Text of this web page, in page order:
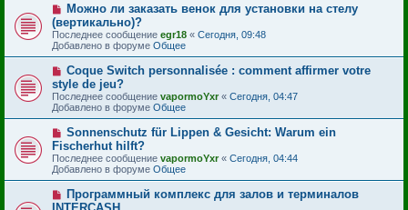
о
о
б
щ
е
н
и
Н
в
о
е
с
о
о
б
щ
н
и
е
Можно ли заказать венок для установки на стелу
(вертикально)?
Последнее сообщение egr18 « Сегодня, 09:48
Добавлено в форуме Общее
Н
в
о
е
с
о
о
б
щ
н
и
Coque Switch personnalisée : comment affirmer votre
style de jeu?
Последнее сообщение vapormoYxr « Сегодня, 04:47
Добавлено в форуме Общее
Н
в
о
е
с
о
Sonnenschutz für Lippen & Gesicht: Warum ein
Fischerhut hilft?
Последнее сообщение vapormoYxr« Сегодня, 04:44
Добавлено в форуме Общее
Н
о
Программный комплекс для залов и терминалов
INTERCASH